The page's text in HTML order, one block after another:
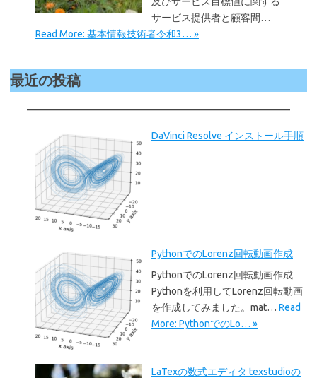
サービス提供者と顧客間…
Read More: 基本情報技術者令和3… »
最近の投稿
DaVinci Resolve インストール手順
PythonでのLorenz回転動画作成
PythonでのLorenz回転動画作成
Pythonを利用してLorenz回転動画
を作成してみました。mat… Read
More: PythonでのLo… »
LaTexの数式エディタ texstudioの